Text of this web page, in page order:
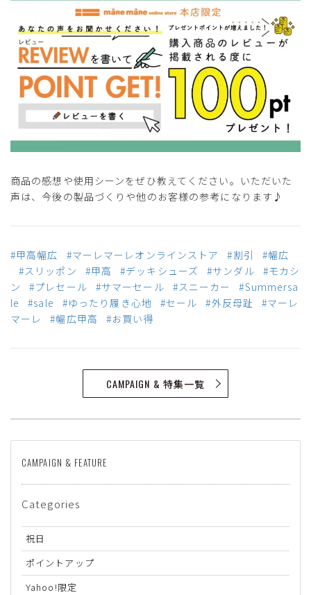
商品の感想や使用シーンをぜひ教えてください。いただいた
声は、今後の製品づくりや他のお客様の参考になります♪
#甲高幅広 #マーレマーレオンラインストア #割引
#幅広
#スリッポン
#甲高 #デッキシューズ #サンダル
#モカシ
ン
#プレセール #サマーセール #スニーカー
#Summersa
le
#sale #ゆったり履き心地 #セール #外反母趾
#マーレ
マーレ
#幅広甲高 #お買い得
CAMPAIGN & 特集一覧
CAMPAIGN & FEATURE
Categories
祝日
ポイントアップ
Yahoo!限定